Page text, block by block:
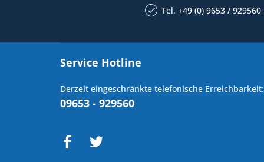
Tel. +49 (0) 9653 / 929560
Service Hotline
Derzeit eingeschränkte telefonische Erreichbarkeit:
09653 - 929560